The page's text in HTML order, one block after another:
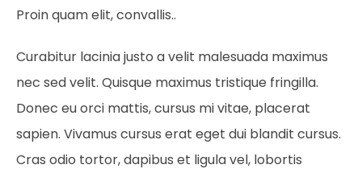
Proin quam elit, convallis..
Curabitur lacinia justo a velit malesuada maximus
nec sed velit. Quisque maximus tristique fringilla.
Donec eu orci mattis, cursus mi vitae, placerat
sapien. Vivamus cursus erat eget dui blandit cursus.
Cras odio tortor, dapibus et ligula vel, lobortis